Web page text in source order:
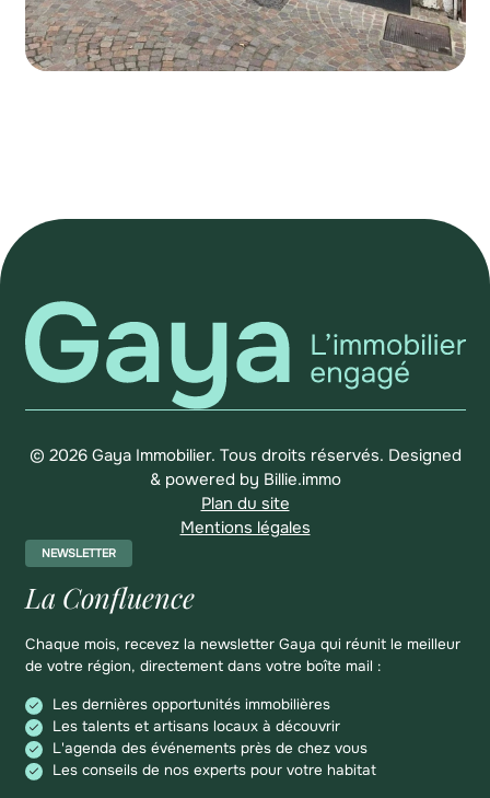
NEWSLETTER
La Confluence
Chaque mois, recevez la newsletter Gaya qui réunit le meilleur
de votre région, directement dans votre boîte mail :
Les dernières opportunités immobilières
Les talents et artisans locaux à découvrir
L'agenda des événements près de chez vous
Les conseils de nos experts pour votre habitat
© 2026 Gaya Immobilier. Tous droits réservés. Designed
& powered by Billie.immo
Plan du site
Mentions légales